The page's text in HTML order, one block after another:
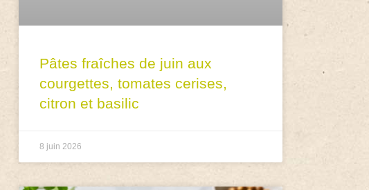
Pâtes fraîches de juin aux
courgettes, tomates cerises,
citron et basilic
8 juin 2026